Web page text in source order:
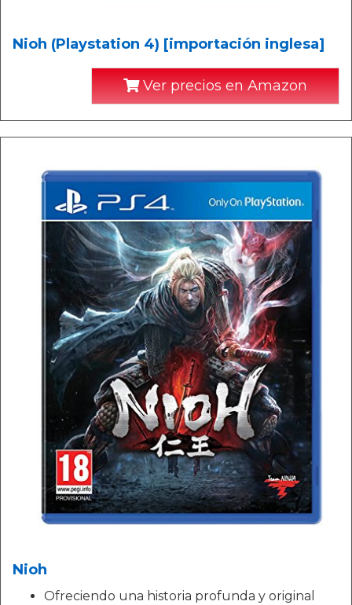
Nioh (Playstation 4) [importación inglesa]
Ver precios en Amazon
Nioh
Ofreciendo una historia profunda y original